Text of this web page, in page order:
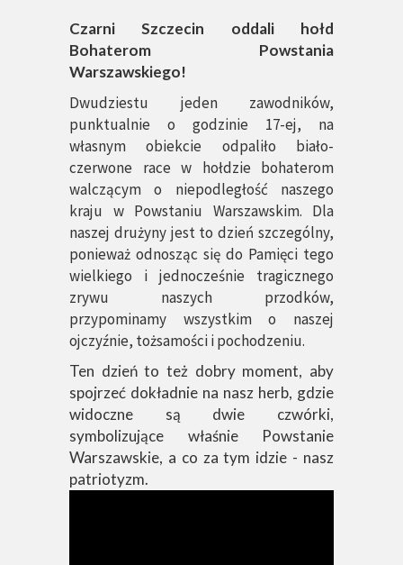
Czarni Szczecin oddali hołd
Bohaterom Powstania
Warszawskiego!
Dwudziestu jeden zawodników,
punktualnie o godzinie 17-ej, na
własnym obiekcie odpaliło biało-
czerwone race w hołdzie bohaterom
walczącym o niepodległość naszego
kraju w Powstaniu Warszawskim. Dla
naszej drużyny jest to dzień szczególny,
ponieważ odnosząc się do Pamięci tego
wielkiego i jednocześnie tragicznego
zrywu naszych przodków,
przypominamy wszystkim o naszej
ojczyźnie, tożsamości i pochodzeniu.
Ten dzień to też dobry moment, aby
spojrzeć dokładnie na nasz herb, gdzie
widoczne są dwie czwórki,
symbolizujące właśnie Powstanie
Warszawskie, a co za tym idzie - nasz
patriotyzm.